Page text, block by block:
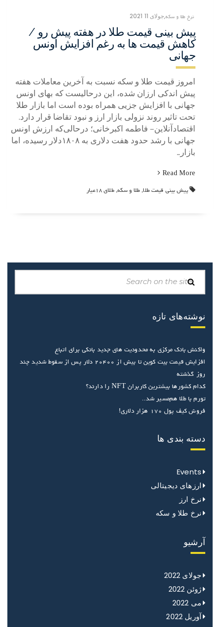
نرخ طلا و سکه,جولای 11 2021
پیش بینی قیمت طلا در هفته پیش رو /
کاهش قیمت‌ ها به رغم افزایش اونس
جهانی
امروز قیمت طلا و سکه نسبت به آخرین معاملات هفته
پیش اندکی ارزان شده، این درحالیست که بهای اونس
جهانی با افزایش جزیی همراه بوده است اما بازار طلا
تحت تاثیر روند نزولی بازار ارز و نبود تقاضا قرار دارد.
اقتصادآنلاین– فاطمه اکبرخانی؛ درحالی‌که ارزش اونس
جهانی با رشد حدود هفت دلاری به ۱۸۰۸دلار رسیده، اما
بازار…
Read More
Tagged
پیش بینی قیمت طلا,طلا و سکه,طلای ۱۸عیار
نوشته‌های تازه
واکنش بانک مرکزی به محدودیت های جدید بانکی برای اتباع
افزایش قیمت بیت کوین تا بیش‌ از ۲۰۴۰۰ دلار پس از سقوط شدید چند
روز گذشته
کدام کشورها بیشترین کاربران NFT را دارند؟
تورم با طلا هم‌مسیر شد..
فروش کیف پول ۱۷۰ هزار دلاری!
دسته بندی ها
Events
ارزهای دیجیتالی
نرخ ارز
نرخ طلا و سکه
آرشیو
جولای 2022
ژوئن 2022
می 2022
آوریل 2022